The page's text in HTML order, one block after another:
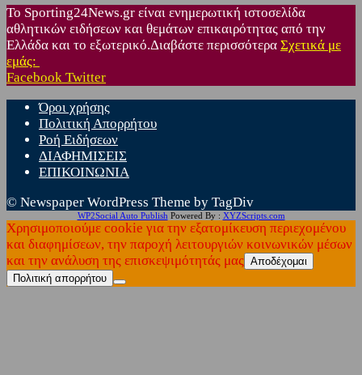
Το Sporting24News.gr είναι ενημερωτική ιστοσελίδα
αθλητικών ειδήσεων και θεμάτων επικαιρότητας από την
Ελλάδα και το εξωτερικό.Διαβάστε περισσότερα Σχετικά με
εμάς:
Facebook Twitter
Όροι χρήσης
Πολιτική Απορρήτου
Ροή Ειδήσεων
ΔΙΑΦΗΜΙΣΕΙΣ
ΕΠΙΚΟΙΝΩΝΙΑ
© Newspaper WordPress Theme by TagDiv
WP2Social Auto Publish Powered By : XYZScripts.com
Χρησιμοποιούμε cookie για την εξατομίκευση περιεχομένου
και διαφημίσεων, την παροχή λειτουργιών κοινωνικών μέσων
και την ανάλυση της επισκεψιμότητάς μας Αποδέχομαι
Πολιτική απορρήτου